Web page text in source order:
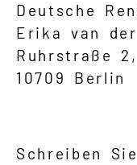
Deutsche
Erika van
Ruhrstraße 2,
10709 Berlin
Schreiben